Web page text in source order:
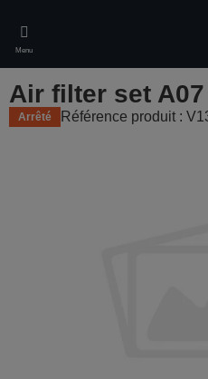
main
content
Menu
Air filter set A07
Arrêté Référence produit :